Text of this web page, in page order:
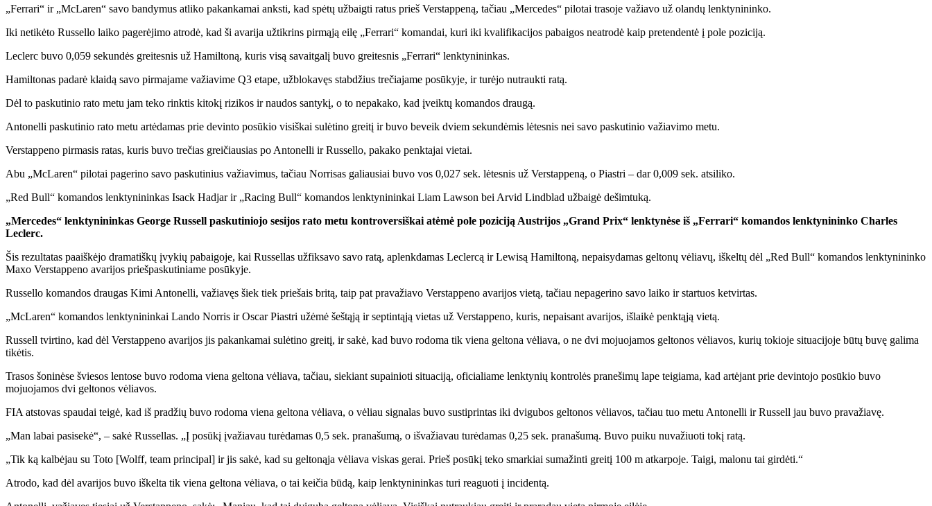
„Ferrari“ ir „McLaren“ savo bandymus atliko pakankamai anksti, kad spėtų užbaigti ratus prieš Verstappeną, tačiau „Mercedes“ pilotai trasoje važiavo už olandų lenktynininko.
Iki netikėto Russello laiko pagerėjimo atrodė, kad ši avarija užtikrins pirmąją eilę „Ferrari“ komandai, kuri iki kvalifikacijos pabaigos neatrodė kaip pretendentė į pole poziciją.
Leclerc buvo 0,059 sekundės greitesnis už Hamiltoną, kuris visą savaitgalį buvo greitesnis „Ferrari“ lenktynininkas.
Hamiltonas padarė klaidą savo pirmajame važiavime Q3 etape, užblokavęs stabdžius trečiajame posūkyje, ir turėjo nutraukti ratą.
Dėl to paskutinio rato metu jam teko rinktis kitokį rizikos ir naudos santykį, o to nepakako, kad įveiktų komandos draugą.
Antonelli paskutinio rato metu artėdamas prie devinto posūkio visiškai sulėtino greitį ir buvo beveik dviem sekundėmis lėtesnis nei savo paskutinio važiavimo metu.
Verstappeno pirmasis ratas, kuris buvo trečias greičiausias po Antonelli ir Russello, pakako penktajai vietai.
Abu „McLaren“ pilotai pagerino savo paskutinius važiavimus, tačiau Norrisas galiausiai buvo vos 0,027 sek. lėtesnis už Verstappeną, o Piastri – dar 0,009 sek. atsiliko.
„Red Bull“ komandos lenktynininkas Isack Hadjar ir „Racing Bull“ komandos lenktynininkai Liam Lawson bei Arvid Lindblad užbaigė dešimtuką.
„Mercedes“ lenktynininkas George Russell paskutiniojo sesijos rato metu kontroversiškai atėmė pole poziciją Austrijos „Grand Prix“ lenktynėse iš „Ferrari“ komandos lenktynininko Charles
Leclerc.
Šis rezultatas paaiškėjo dramatiškų įvykių pabaigoje, kai Russellas užfiksavo savo ratą, aplenkdamas Leclercą ir Lewisą Hamiltoną, nepaisydamas geltonų vėliavų, iškeltų dėl „Red Bull“ komandos lenktynininko
Maxo Verstappeno avarijos priešpaskutiniame posūkyje.
Russello komandos draugas Kimi Antonelli, važiavęs šiek tiek priešais britą, taip pat pravažiavo Verstappeno avarijos vietą, tačiau nepagerino savo laiko ir startuos ketvirtas.
„McLaren“ komandos lenktynininkai Lando Norris ir Oscar Piastri užėmė šeštąją ir septintąją vietas už Verstappeno, kuris, nepaisant avarijos, išlaikė penktąją vietą.
Russell tvirtino, kad dėl Verstappeno avarijos jis pakankamai sulėtino greitį, ir sakė, kad buvo rodoma tik viena geltona vėliava, o ne dvi mojuojamos geltonos vėliavos, kurių tokioje situacijoje būtų buvę galima
tikėtis.
Trasos šoninėse šviesos lentose buvo rodoma viena geltona vėliava, tačiau, siekiant supainioti situaciją, oficialiame lenktynių kontrolės pranešimų lape teigiama, kad artėjant prie devintojo posūkio buvo
mojuojamos dvi geltonos vėliavos.
FIA atstovas spaudai teigė, kad iš pradžių buvo rodoma viena geltona vėliava, o vėliau signalas buvo sustiprintas iki dvigubos geltonos vėliavos, tačiau tuo metu Antonelli ir Russell jau buvo pravažiavę.
„Man labai pasisekė“, – sakė Russellas. „Į posūkį įvažiavau turėdamas 0,5 sek. pranašumą, o išvažiavau turėdamas 0,25 sek. pranašumą. Buvo puiku nuvažiuoti tokį ratą.
„Tik ką kalbėjau su Toto [Wolff, team principal] ir jis sakė, kad su geltonąja vėliava viskas gerai. Prieš posūkį teko smarkiai sumažinti greitį 100 m atkarpoje. Taigi, malonu tai girdėti.“
Atrodo, kad dėl avarijos buvo iškelta tik viena geltona vėliava, o tai keičia būdą, kaip lenktynininkas turi reaguoti į incidentą.